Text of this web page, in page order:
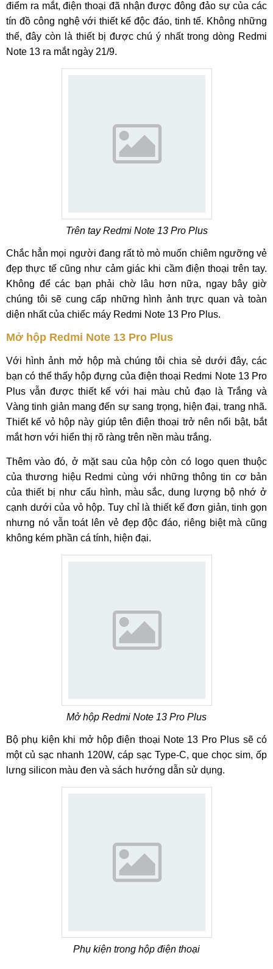
điểm ra mắt, điện thoại đã nhận được đông đảo sự của các
tín đồ công nghệ với thiết kế độc đáo, tinh tế. Không những
thế, đây còn là thiết bị được chú ý nhất trong dòng Redmi
Note 13 ra mắt ngày 21/9.
Trên tay Redmi Note 13 Pro Plus
Chắc hẳn mọi người đang rất tò mò muốn chiêm ngưỡng vẻ
đẹp thực tế cũng như cảm giác khi cầm điện thoại trên tay.
Không để các bạn phải chờ lâu hơn nữa, ngay bây giờ
chúng tôi sẽ cung cấp những hình ảnh trực quan và toàn
diện nhất của chiếc máy Redmi Note 13 Pro Plus.
Mở hộp Redmi Note 13 Pro Plus
Với hình ảnh mở hộp mà chúng tôi chia sẻ dưới đây, các
bạn có thể thấy hộp đựng của điện thoại Redmi Note 13 Pro
Plus vẫn được thiết kế với hai màu chủ đạo là Trắng và
Vàng tinh giản mang đến sự sang trọng, hiện đại, trang nhã.
Thiết kế vỏ hộp này giúp tên điện thoại trở nên nổi bật, bắt
mắt hơn với hiển thị rõ ràng trên nền màu trắng.
Thêm vào đó, ở mặt sau của hộp còn có logo quen thuộc
của thương hiệu Redmi cùng với những thông tin cơ bản
của thiết bị như cấu hình, màu sắc, dung lượng bộ nhớ ở
cạnh dưới của vỏ hộp. Tuy chỉ là thiết kế đơn giản, tinh gọn
nhưng nó vẫn toát lên vẻ đẹp độc đáo, riêng biệt mà cũng
không kém phần cá tính, hiện đại.
Mở hộp Redmi Note 13 Pro Plus
Bộ phụ kiện khi mở hộp điện thoại Note 13 Pro Plus sẽ có
một củ sạc nhanh 120W, cáp sạc Type-C, que chọc sim, ốp
lưng silicon màu đen và sách hướng dẫn sử dụng.
Phụ kiện trong hộp điện thoại